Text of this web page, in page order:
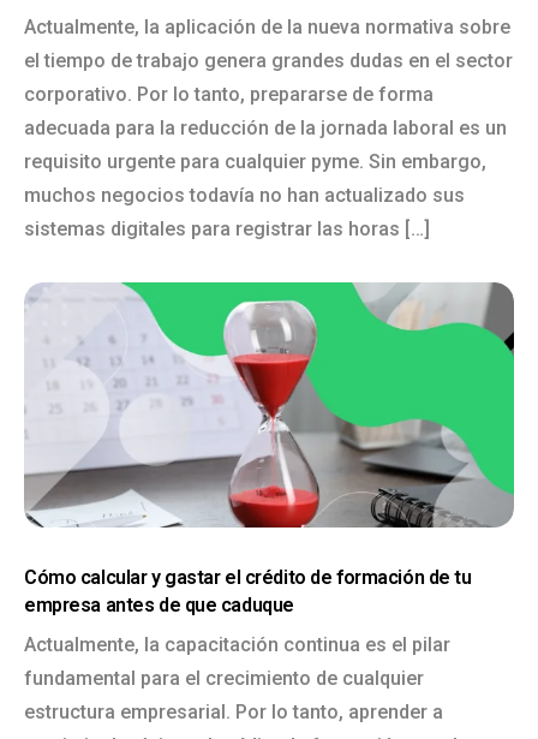
Actualmente, la aplicación de la nueva normativa sobre
el tiempo de trabajo genera grandes dudas en el sector
corporativo. Por lo tanto, prepararse de forma
adecuada para la reducción de la jornada laboral es un
requisito urgente para cualquier pyme. Sin embargo,
muchos negocios todavía no han actualizado sus
sistemas digitales para registrar las horas […]
Cómo calcular y gastar el crédito de formación de tu
empresa antes de que caduque
Actualmente, la capacitación continua es el pilar
fundamental para el crecimiento de cualquier
estructura empresarial. Por lo tanto, aprender a